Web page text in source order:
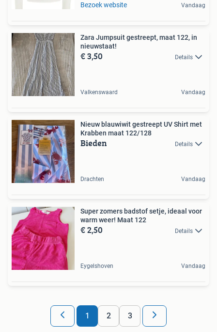
Bezoek website Vandaag
Zara Jumpsuit gestreept, maat 122, in
nieuwstaat!
€ 3,50 Details
Valkenswaard Vandaag
Nieuw blauwiwit gestreept UV Shirt met
Krabben maat 122/128
Bieden Details
Drachten Vandaag
Super zomers badstof setje, ideaal voor
warm weer! Maat 122
€ 2,50 Details
Eygelshoven Vandaag
1 2 3